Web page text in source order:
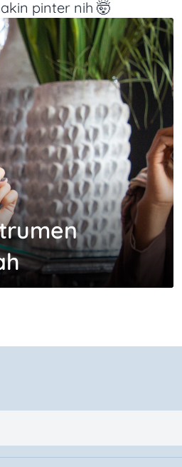
pinter nih 🤯